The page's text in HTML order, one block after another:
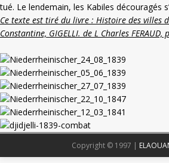
tué. Le lendemain, les Kabiles découragés
Ce texte est tiré du livre : Histoire des villes
Constantine, GIGELLI. de L Charles
Copyright © 1997 |